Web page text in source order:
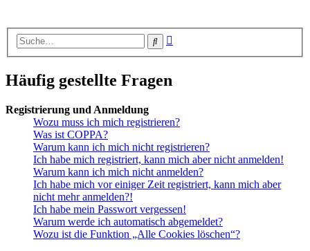
Suche
Häufig gestellte Fragen
Registrierung und Anmeldung
Wozu muss ich mich registrieren?
Was ist COPPA?
Warum kann ich mich nicht registrieren?
Ich habe mich registriert, kann mich aber nicht anmelden!
Warum kann ich mich nicht anmelden?
Ich habe mich vor einiger Zeit registriert, kann mich aber
nicht mehr anmelden?!
Ich habe mein Passwort vergessen!
Warum werde ich automatisch abgemeldet?
Wozu ist die Funktion „Alle Cookies löschen“?